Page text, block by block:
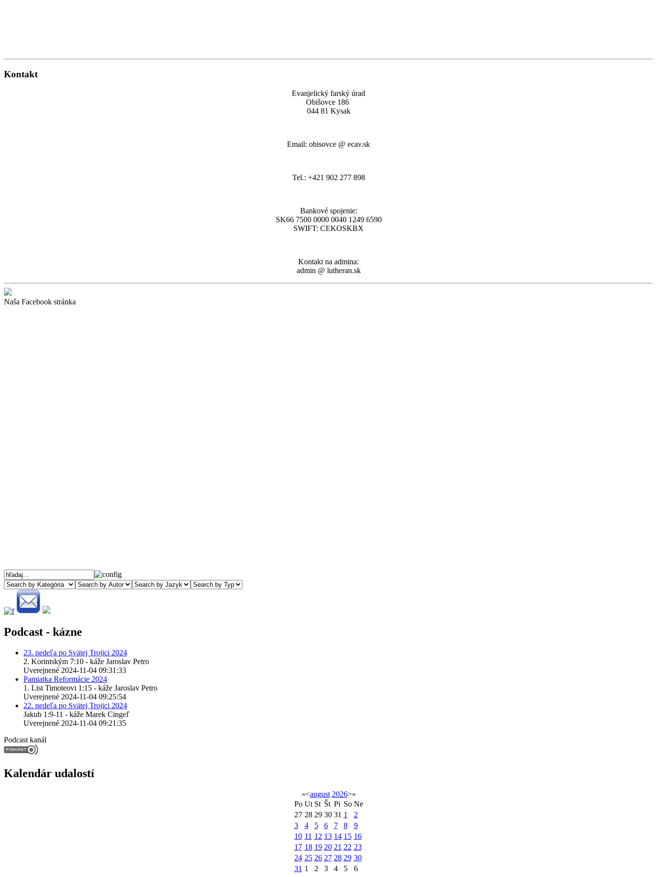
Kontakt
Evanjelický farský úrad
Obišovce 186
044 81 Kysak
Email: obisovce @ ecav.sk
Tel.: +421 902 277 898
Bankové spojenie:
SK66 7500 0000 0040 1249 6590
SWIFT: CEKOSKBX
Kontakt na admina:
admin @ lutheran.sk
Naša Facebook stránka
Podcast - kázne
23. nedeľa po Svätej Trojici 2024
2. Korintským 7:10 - káže Jaroslav Petro
Uverejnené 2024-11-04 09:31:33
Pamiatka Reformácie 2024
1. List Timoteovi 1:15 - káže Jaroslav Petro
Uverejnené 2024-11-04 09:25:54
22. nedeľa po Svätej Trojici 2024
Jakub 1:9-11 - káže Marek Cingeľ
Uverejnené 2024-11-04 09:21:35
Podcast kanál
Kalendár udalostí
«<august 2026>»
Po Ut St Št Pi So Ne
27 28 29 30 31 1
2
3
4 5 6 7 8
9
10 11 12 13 14 15 16
17 18 19 20 21 22 23
24 25 26 27 28 29 30
31 1 2 3 4 5 6